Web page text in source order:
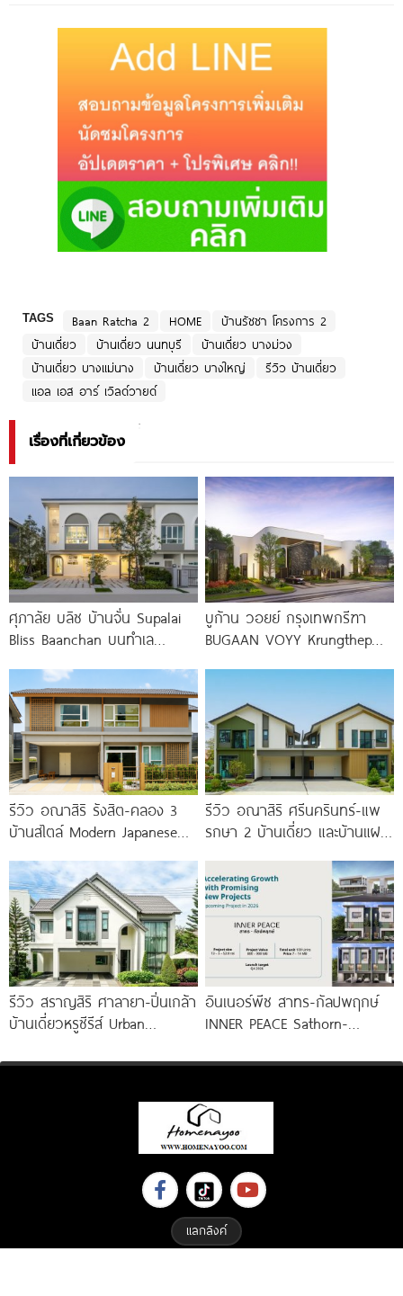
TAGS Baan Ratcha 2 HOME
บ้านรัชชา โครงการ 2
บ้านเดี่ยว
บ้านเดี่ยว นนทบุรี
บ้านเดี่ยว บางม่วง
บ้านเดี่ยว บางแม่นาง
บ้านเดี่ยว บางใหญ่
รีวิว บ้านเดี่ยว
แอล เอส อาร์ เวิลด์วายด์
เรื่องที่เกี่ยวข้อง
ศุภาลัย บลิซ บ้านจั่น Supalai
Bliss Baanchan บนทำเล
เพียง 200
บูก้าน วอยย์ กรุงเทพกรีฑา
BUGAAN VOYY Krungthep
นาที*
รีวิว อณาสิริ รังสิต-คลอง 3
บ้านสไตล์ Modern Japanese
รีวิว อณาสิริ ศรีนครินทร์-แพ
รกษา 2 บ้านเดี่ยว และบ้านแฝด
รีวิว สราญสิริ ศาลายา-ปิ่นเกล้า
บ้านเดี่ยวหรูซีรีส์ Urban
Double Volume ทำเลติดถนน
อินเนอร์พีซ สาทร-กัลปพฤกษ์
INNER PEACE Sathorn-
บ้านแฝด 3 ชั้น ใหม่
แลกลิงค์